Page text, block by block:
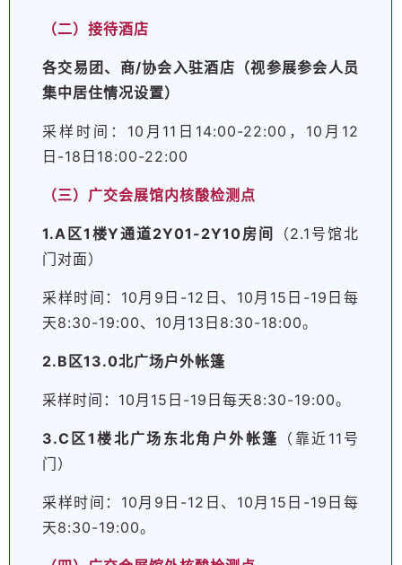
（二）接待酒店
各交易团、商/协会入驻酒店（视参展参会人员
集中居住情况设置）
采样时间：10月11日14:00-22:00，10月12
日-18日18:00-22:00
（三）广交会展馆内核酸检测点
1.A区1楼Y通道2Y01-2Y10房间
（2.1号馆北
门对面）
采样时间：10月9日-12日、10月15日-19日每
天8:30-19:00、10月13日8:30-18:00。
2.B区13.0北广场户外帐篷
采样时间：10月15日-19日每天8:30-19:00。
3.C区1楼北广场东北角户外帐篷 （靠近11号
门）
采样时间：10月9日-12日、10月15日-19日每
天8:30-19:00。